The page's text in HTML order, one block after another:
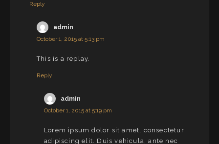
Reply
admin
October 1, 2015 at 5:13 pm
This is a replay.
Reply
admin
October 1, 2015 at 5:19 pm
Lorem ipsum dolor sit amet, consectetur
adipiscing elit. Duis vehicula, ante nec